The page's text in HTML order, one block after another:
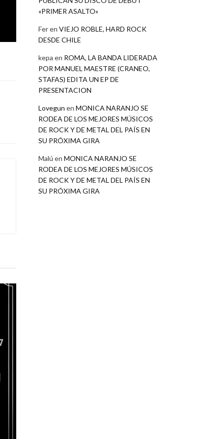
«PRIMER ASALTO»
Feren VIEJO ROBLE, HARD ROCK
DESDE CHILE
kepa en ROMA, LA BANDA LIDERADA
POR MANUEL MAESTRE (CRANEO,
STAFAS) EDITA UN EP DE
PRESENTACION
Lovegun en MONICA NARANJO SE
RODEA DE LOS MEJORES MÚSICOS
DE ROCK Y DE METAL DEL PAÍS EN
SU PRÓXIMA GIRA
Malú en MONICA NARANJO SE
RODEA DE LOS MEJORES MÚSICOS
DE ROCK Y DE METAL DEL PAÍS EN
SU PRÓXIMA GIRA